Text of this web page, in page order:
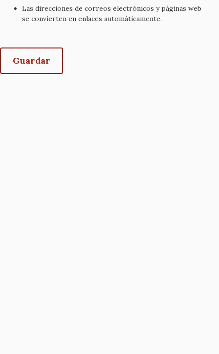
Las direcciones de correos electrónicos y páginas web
se convierten en enlaces automáticamente.